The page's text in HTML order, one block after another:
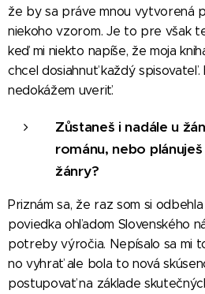
že by sa práve mnou vytvorená
niekoho vzorom. Je to pre však
keď mi niekto napíše, že moja
chcel dosiahnuť každý
nedokážem uveriť.
Zůstaneš i nadále u
románu, nebo
žánry?
Priznám sa, že raz som si
poviedka ohľadom Slovenského
potreby výročia. Nepísalo sa mi
no vyhrať ale bola to nová
postupovať na základe